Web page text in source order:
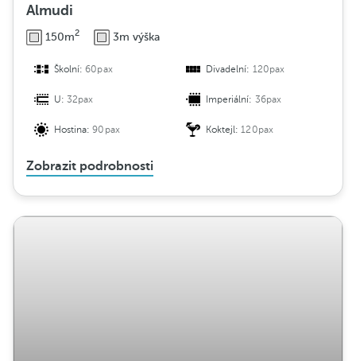
Almudi
150m2 3m výška
Školní:60pax Divadelní: 120pax
U:32pax Imperiální: 36pax
Hostina:90pax Koktejl:120pax
Zobrazit podrobnosti